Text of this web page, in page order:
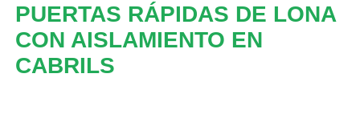
PUERTAS RÁPIDAS DE LONA
CON AISLAMIENTO EN
CABRILS